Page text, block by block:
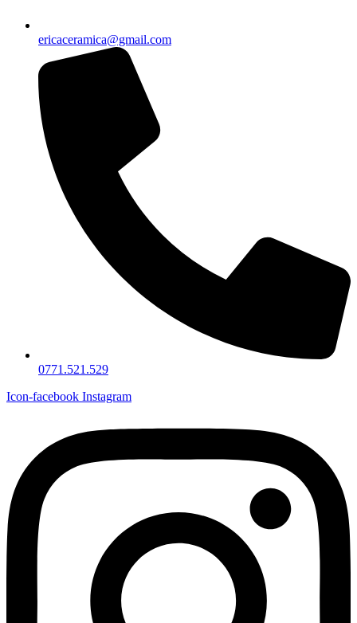
ericaceramica@gmail.com
0771.521.529
Icon-facebook Instagram